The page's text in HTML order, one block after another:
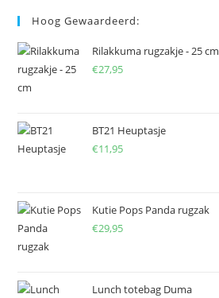
Hoog Gewaardeerd:
Rilakkuma rugzakje - 25 cm
€27,95
BT21 Heuptasje
€11,95
Kutie Pops Panda rugzak
€29,95
Lunch totebag Duma